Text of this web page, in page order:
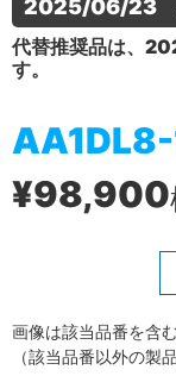
2025/06/23　
代替推奨品は、
す。
¥98,900
画像は該当品番を含
（該当品番以外の製